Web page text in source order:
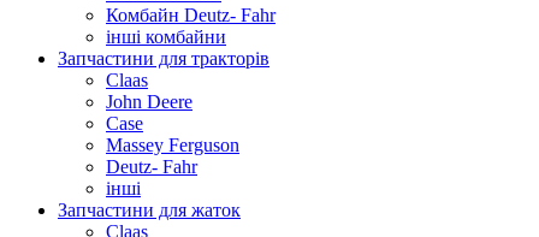
Комбайн Deutz- Fahr
інші комбайни
Запчастини для тракторів
Claas
John Deere
Case
Massey Ferguson
Deutz- Fahr
інші
Запчастини для жаток
Claas